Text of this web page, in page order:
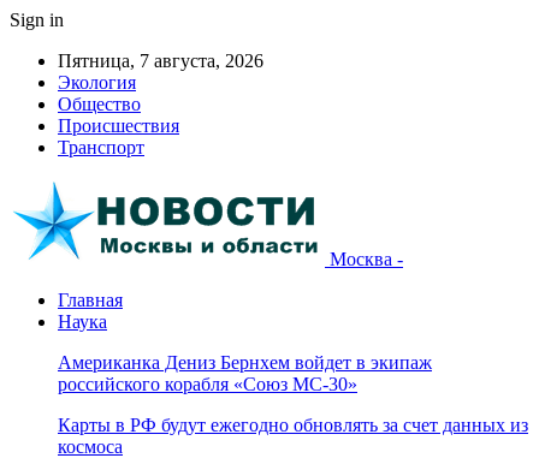
Sign in
Пятница, 7 августа, 2026
Экология
Общество
Происшествия
Транспорт
Москва -
Главная
Наука
Американка Дениз Бернхем войдет в экипаж
российского корабля «Союз МС-30»
Карты в РФ будут ежегодно обновлять за счет данных из
космоса